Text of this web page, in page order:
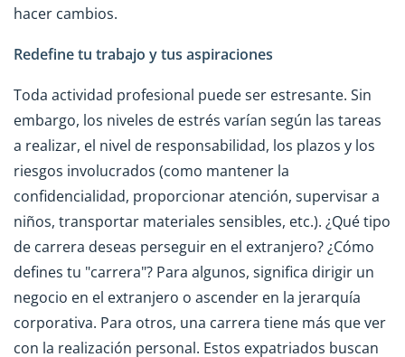
hacer cambios.
Redefine tu trabajo y tus aspiraciones
Toda actividad profesional puede ser estresante. Sin
embargo, los niveles de estrés varían según las tareas
a realizar, el nivel de responsabilidad, los plazos y los
riesgos involucrados (como mantener la
confidencialidad, proporcionar atención, supervisar a
niños, transportar materiales sensibles, etc.). ¿Qué tipo
de carrera deseas perseguir en el extranjero? ¿Cómo
defines tu "carrera"? Para algunos, significa dirigir un
negocio en el extranjero o ascender en la jerarquía
corporativa. Para otros, una carrera tiene más que ver
con la realización personal. Estos expatriados buscan